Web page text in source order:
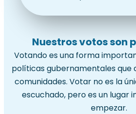
Nuestros votos son
Votando es una forma
políticas gubernamentales que
comunidades. Votar no es la
escuchado, pero es un lugar
empezar.